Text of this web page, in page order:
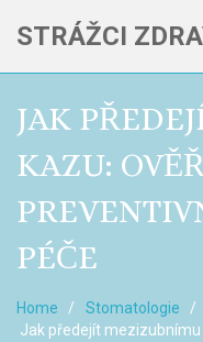
STRÁŽCI
JAK
KAZU:
PÉČE
Home
Stomatologie
Jak předejít